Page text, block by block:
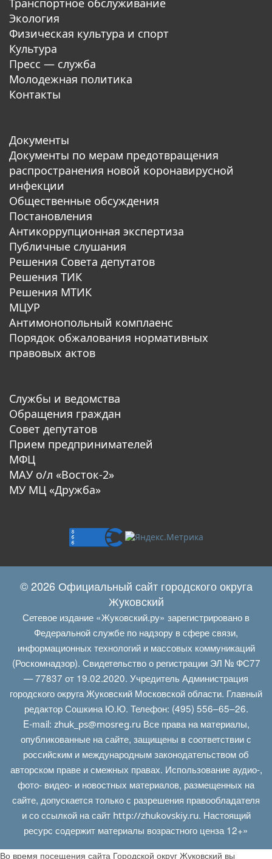
Транспортное обслуживание
Экология
Физическая культура и спорт
Культура
Пресс — служба
Молодежная политика
Контакты
Документы
Документы по мерам предотвращения
распространения новой коронавирусной
инфекции
Общественные обсуждения
Постановления
Антикоррупционная экспертиза
Публичные слушания
Решения Совета депутатов
Решения ТИК
Решения МТИК
МЦУР
Антимонопольный комплаенс
Порядок обжалования нормативных
правовых актов
Службы и ведомства
Обращения граждан
Совет депутатов
Прием предпринимателей
МФЦ
МАУ о/л «Восток-2»
МУ МЦ «Дружба»
© 2026 Официальный сайт городского округа
Жуковский
Сетевое издание «Жуковский.ру» зарегистрировано в
Федеральной службе по надзору в сфере связи,
информационных технологий и массовых коммуникаций
(Роскомнадзор). Свидетельство о регистрации ЭЛ № ФС77
— 77837 от 19.02.2020. Учредитель Администрация
городского округа Жуковский Московской области. Главный
редактор Сошкина Ю.Ю. Телефон: (495) 556–65–26.
E‑mail: zhuk_ps@mosreg.ruВсе права на материалы,
опубликованные на сайте, защищены в соответствии с
российским и международным законодательством об
авторском праве и смежных правах. Использование аудио-,
фото- видео- и новостных материалов, размещенных на
сайте, допускается только с разрешения правообладателя
и со ссылкой на сайт http://zhukovskiy.ru. Настоящий
ресурс содержит материалы возрастного ценза 12+»
Во время посещения сайта Городской округ Жуковский вы